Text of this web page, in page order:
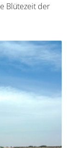
Blütezeit der